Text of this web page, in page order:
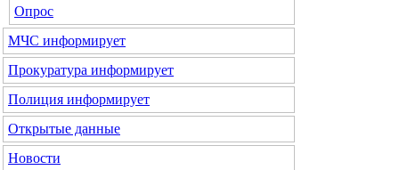
Опрос
МЧС информирует
Прокуратура информирует
Полиция информирует
Открытые данные
Новости